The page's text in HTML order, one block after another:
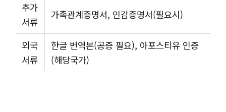
추가
서류
가족관계증명서, 인감증명서(필요시)
외국
서류
한글 번역본(공증 필요), 아포스티유 인증
(해당국가)